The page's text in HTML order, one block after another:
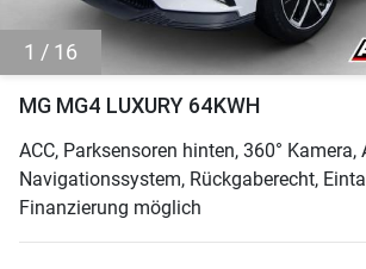
1 / 16
MG MG4 LUXURY 64KWH
ACC, Parksensoren hinten, 360° Kamera,
Navigationssystem, Rückgaberecht,
Finanzierung möglich